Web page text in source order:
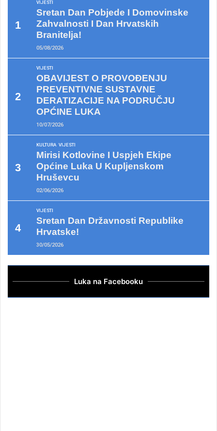
VIJESTI
Sretan Dan Pobjede I Domovinske
Zahvalnosti I Dan Hrvatskih
Branitelja!
05/08/2026
VIJESTI
OBAVIJEST O PROVOĐENJU
PREVENTIVNE SUSTAVNE
DERATIZACIJE NA PODRUČJU
OPĆINE LUKA
10/07/2026
KULTURA VIJESTI
Mirisi Kotlovine I Uspjeh Ekipe
Općine Luka U Kupljenskom
Hruševcu
02/06/2026
VIJESTI
Sretan Dan Državnosti Republike
Hrvatske!
30/05/2026
Luka na Facebooku